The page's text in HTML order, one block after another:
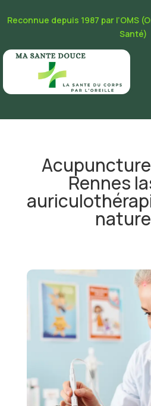
Reconnue depuis 1987 par l’OMS
Santé)
Rennes